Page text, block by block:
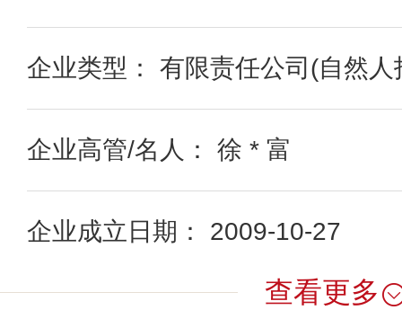
企业类型： 有限责任公司(自然人
企业高管/名人： 徐 * 富
企业成立日期： 2009-10-27
查看更多